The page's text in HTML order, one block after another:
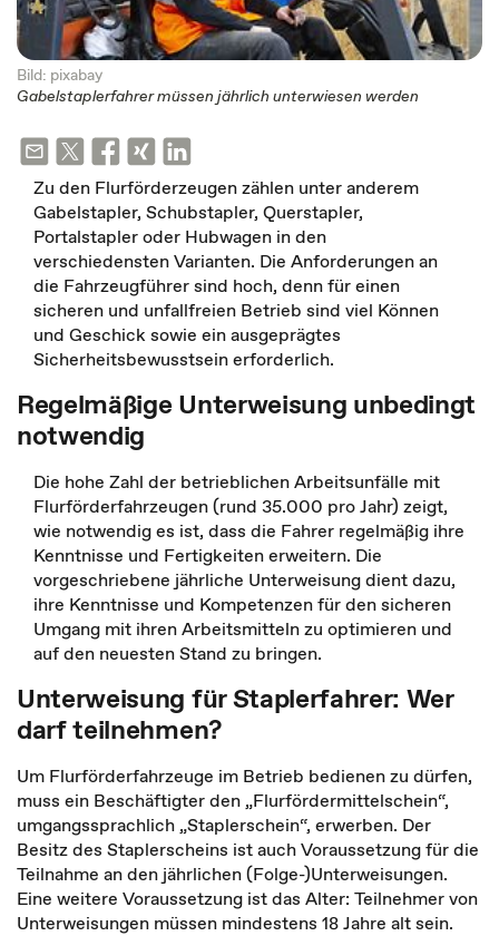
Bild: pixabay
Gabelstaplerfahrer müssen jährlich unterwiesen werden
Zu den Flurförderzeugen zählen unter anderem
Gabelstapler, Schubstapler, Querstapler,
Portalstapler oder Hubwagen in den
verschiedensten Varianten. Die Anforderungen an
die Fahrzeugführer sind hoch, denn für einen
sicheren und unfallfreien Betrieb sind viel Können
und Geschick sowie ein ausgeprägtes
Sicherheitsbewusstsein erforderlich.
Regelmäßige Unterweisung unbedingt
notwendig
Die hohe Zahl der betrieblichen Arbeitsunfälle mit
Flurförderfahrzeugen (rund 35.000 pro Jahr) zeigt,
wie notwendig es ist, dass die Fahrer regelmäßig ihre
Kenntnisse und Fertigkeiten erweitern. Die
vorgeschriebene jährliche Unterweisung dient dazu,
ihre Kenntnisse und Kompetenzen für den sicheren
Umgang mit ihren Arbeitsmitteln zu optimieren und
auf den neuesten Stand zu bringen.
Unterweisung für Staplerfahrer: Wer
darf teilnehmen?
Um Flurförderfahrzeuge im Betrieb bedienen zu dürfen,
muss ein Beschäftigter den „Flurfördermittelschein“,
umgangssprachlich „Staplerschein“, erwerben. Der
Besitz des Staplerscheins ist auch Voraussetzung für die
Teilnahme an den jährlichen (Folge-)Unterweisungen.
Eine weitere Voraussetzung ist das Alter: Teilnehmer von
Unterweisungen müssen mindestens 18 Jahre alt sein.